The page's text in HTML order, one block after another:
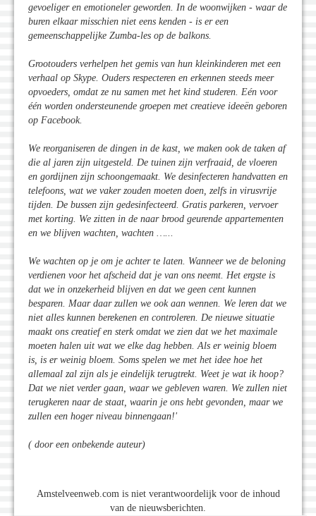
gevoeliger en emotioneler geworden. In de woonwijken - waar de
buren elkaar misschien niet eens kenden - is er een
gemeenschappelijke Zumba-les op de balkons.
Grootouders verhelpen het gemis van hun kleinkinderen met een
verhaal op Skype. Ouders respecteren en erkennen steeds meer
opvoeders, omdat ze nu samen met het kind studeren. Eén voor
één worden ondersteunende groepen met creatieve ideeën geboren
op Facebook.
We reorganiseren de dingen in de kast, we maken ook de taken af
die al jaren zijn uitgesteld. De tuinen zijn verfraaid, de vloeren
en gordijnen zijn schoongemaakt. We desinfecteren handvatten en
telefoons, wat we vaker zouden moeten doen, zelfs in virusvrije
tijden. De bussen zijn gedesinfecteerd. Gratis parkeren, vervoer
met korting. We zitten in de naar brood geurende appartementen
en we blijven wachten, wachten …...
We wachten op je om je achter te laten. Wanneer we de beloning
verdienen voor het afscheid dat je van ons neemt. Het ergste is
dat we in onzekerheid blijven en dat we geen cent kunnen
besparen. Maar daar zullen we ook aan wennen. We leren dat we
niet alles kunnen berekenen en controleren. De nieuwe situatie
maakt ons creatief en sterk omdat we zien dat we het maximale
moeten halen uit wat we elke dag hebben. Als er weinig bloem
is, is er weinig bloem. Soms spelen we met het idee hoe het
allemaal zal zijn als je eindelijk terugtrekt. Weet je wat ik hoop?
Dat we niet verder gaan, waar we gebleven waren. We zullen niet
terugkeren naar de staat, waarin je ons hebt gevonden, maar we
zullen een hoger niveau binnengaan!'
( door een onbekende auteur)
Amstelveenweb.com is niet verantwoordelijk voor de inhoud
van de nieuwsberichten.